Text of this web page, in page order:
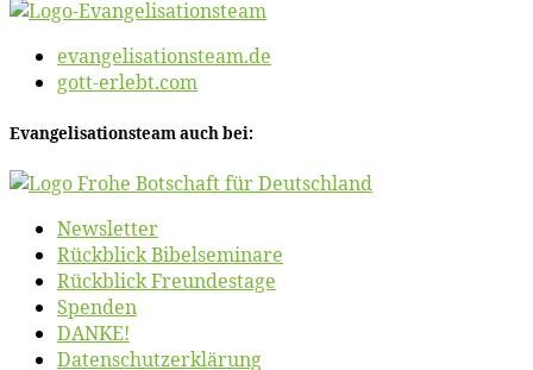
evangelisationsteam.de
gott-erlebt.com
Evan­ge­li­sa­ti­ons­team auch bei:
News­let­ter
Rück­blick Bibelseminare
Rück­blick Freundestage
Spen­den
DANKE!
Daten­schutz­er­klä­rung